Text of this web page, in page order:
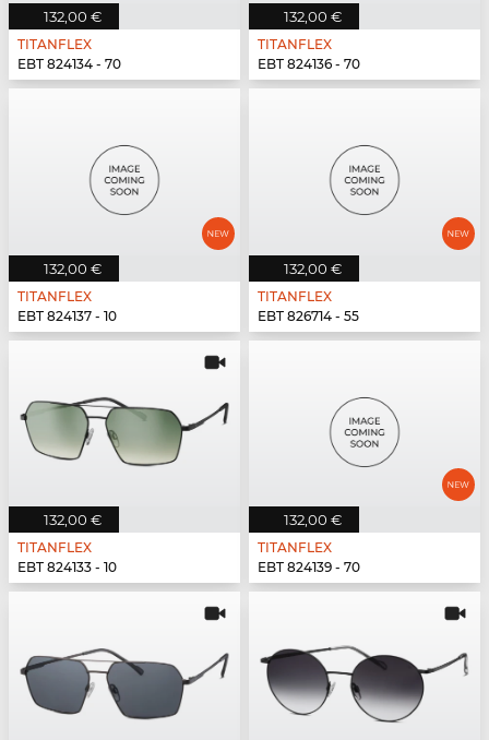
132,00 €
TITANFLEX
EBT 824134 - 70
132,00 €
TITANFLEX
EBT 824136 - 70
132,00 €
TITANFLEX
EBT 824137 - 10
132,00 €
TITANFLEX
EBT 826714 - 55
132,00 €
TITANFLEX
EBT 824133 - 10
132,00 €
TITANFLEX
EBT 824139 - 70